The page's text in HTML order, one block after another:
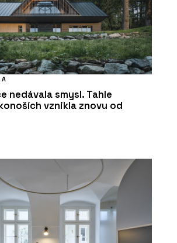
nedávala smysl. Tahle
vznikla znovu od